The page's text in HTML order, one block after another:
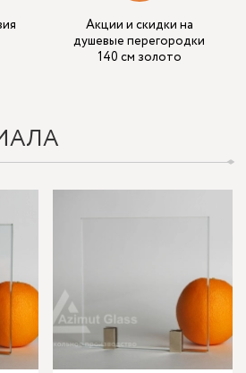
Акции и скидки на
душевые перегородки
140 см золото